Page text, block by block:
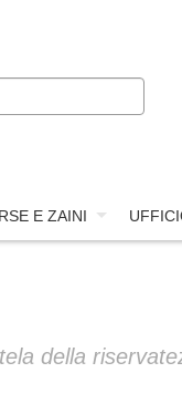
E ZAINI
della